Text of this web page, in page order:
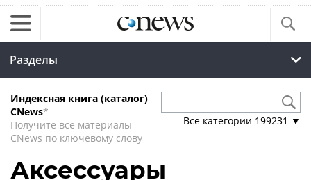
Разделы
Индексная книга (каталог)
CNews*
Получите все материалы
CNews по ключевому слову
Все категории 199231 ▼
Аксессуары